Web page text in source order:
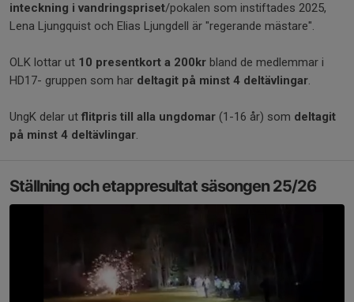
inteckning i vandringspriset/pokalen som instiftades 2025,
Lena Ljungquist och Elias Ljungdell är "regerande mästare".
OLK lottar ut 10 presentkort a 200kr bland de medlemmar i
HD17- gruppen som har deltagit på minst 4 deltävlingar.
UngK delar ut flitpris till alla ungdomar (1-16 år) som deltagit
på minst 4 deltävlingar.
Ställning och etappresultat säsongen 25/26